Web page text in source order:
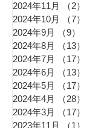
2024年11月
（2）
2024年10月
（7）
2024年9月
（9）
2024年8月
（13）
2024年7月
（17）
2024年6月
（13）
2024年5月
（17）
2024年4月
（28）
2024年3月
（17）
2023年11月
（1）